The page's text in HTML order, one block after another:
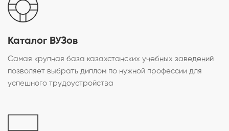
Каталог ВУЗов
Самая крупная база казахстанских учебных заведений
позволяет выбрать диплом по нужной профессии для
успешного трудоустройства